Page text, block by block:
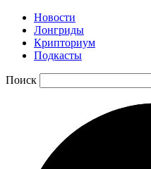
Новости
Лонгриды
Крипториум
Подкасты
Поиск